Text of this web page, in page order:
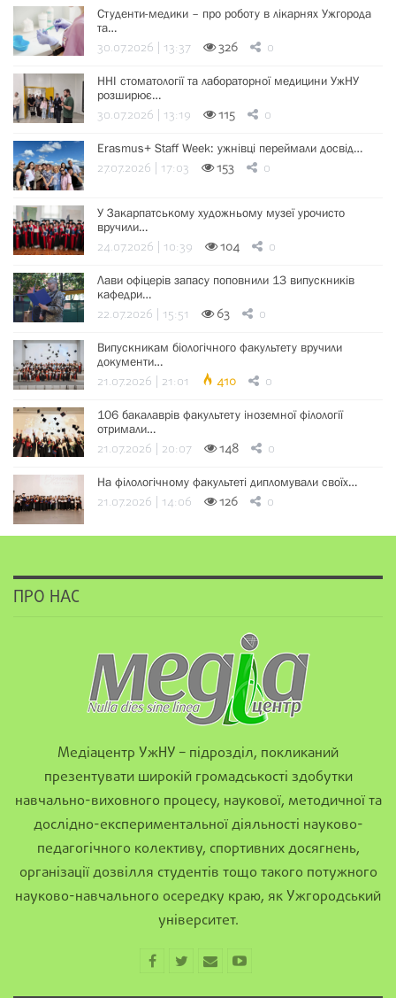
Студенти-медики – про роботу в лікарнях Ужгорода
та…
30.07.2026 | 13:37 326 0
ННІ стоматології та лабораторної медицини УжНУ
розширює…
30.07.2026 | 13:19 115 0
Erasmus+ Staff Week: ужнівці переймали досвід…
27.07.2026 | 17:03 153 0
У Закарпатському художньому музеї урочисто
вручили…
24.07.2026 | 10:39 104 0
Лави офіцерів запасу поповнили 13 випускників
кафедри…
22.07.2026 | 15:51 63 0
Випускникам біологічного факультету вручили
документи…
21.07.2026 | 21:01 410 0
106 бакалаврів факультету іноземної філології
отримали…
21.07.2026 | 20:07 148 0
На філологічному факультеті дипломували своїх…
21.07.2026 | 14:06 126 0
ПРО НАС
Медіацентр УжНУ – підрозділ, покликаний
презентувати широкій громадськості здобутки
навчально-виховного процесу, наукової, методичної та
дослідно-експериментальної діяльності науково-
педагогічного колективу, спортивних досягнень,
організації дозвілля студентів тощо такого потужного
науково-навчального осередку краю, як Ужгородський
університет.